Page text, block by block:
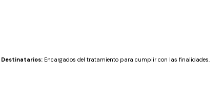
Destinatarios: Encargados del tratamiento para cumplir con las finalidades.